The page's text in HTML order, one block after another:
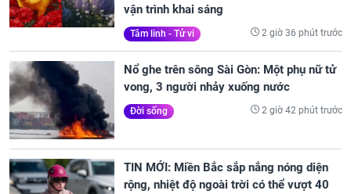
vận trình khai sáng
Tâm linh - Tử vi 2 giờ 36 phút trước
Nổ ghe trên sông Sài Gòn: Một phụ nữ tử
vong, 3 người nhảy xuống nước
Đời sống 2 giờ 42 phút trước
TIN MỚI: Miền Bắc sắp nắng nóng diện
rộng, nhiệt độ ngoài trời có thể vượt 40